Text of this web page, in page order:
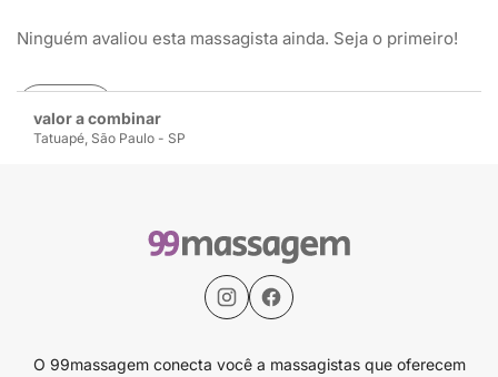
valor a combinar
Tatuapé, São Paulo - SP
Ninguém avaliou esta massagista ainda. Seja o primeiro!
Avaliar
O 99massagem conecta você a massagistas que oferecem